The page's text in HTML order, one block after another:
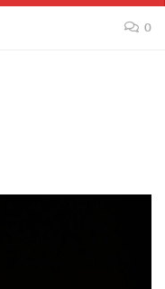
0